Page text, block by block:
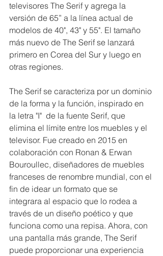
televisores The Serif y agrega la
versión de 65” a la línea actual de
modelos de 40", 43" y 55". El tamaño
más nuevo de The Serif se lanzará
primero en Corea del Sur y luego en
otras regiones.
The Serif se caracteriza por un dominio
de la forma y la función, inspirado en
la letra "I"  de la fuente Serif, que
elimina el límite entre los muebles y el
televisor. Fue creado en 2015 en
colaboración con Ronan & Erwan
Bouroullec, diseñadores de muebles
franceses de renombre mundial, con el
fin de idear un formato que se
integrara al espacio que lo rodea a
través de un diseño poético y que
funciona como una repisa. Ahora, con
una pantalla más grande, The Serif
puede proporcionar una experiencia